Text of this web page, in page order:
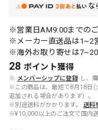
な
※営業日AM9:00までの
※メーカー直送品は1~2
※海外お取り寄せは7~20
28 ポイント獲得
※ メンバーシップに登録 し、
※この商品は、最短で8月18日(
追加される場合があります）。
※別途送料がかかります。
送料
※¥10,000以上のご注文で国内送